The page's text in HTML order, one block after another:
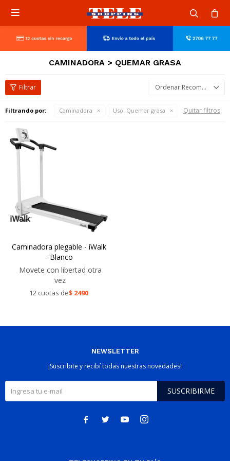

CAMINADORA > QUEMAR GRASA
Recomendados
Filtrando por: Caminadora Uso: Quemar grasa Quitar filtros
Caminadora plegable - iWalk
- Blanco
Movete con libertad otra
vez
12 cuotas de$ 2490
NEWSLETTER
¡Suscribite y recibí todas nuestras novedades!
SUSCRIBIRME
   